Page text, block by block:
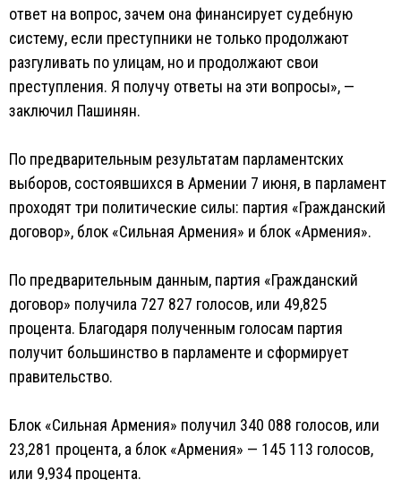
ответ на вопрос, зачем она финансирует судебную
систему, если преступники не только продолжают
разгуливать по улицам, но и продолжают свои
преступления. Я получу ответы на эти вопросы», —
заключил Пашинян.
По предварительным результатам парламентских
выборов, состоявшихся в Армении 7 июня, в парламент
проходят три политические силы: партия «Гражданский
договор», блок «Сильная Армения» и блок «Армения».
По предварительным данным, партия «Гражданский
договор» получила 727 827 голосов, или 49,825
процента. Благодаря полученным голосам партия
получит большинство в парламенте и сформирует
правительство.
Блок «Сильная Армения» получил 340 088 голосов, или
23,281 процента, а блок «Армения» — 145 113 голосов,
или 9,934 процента.